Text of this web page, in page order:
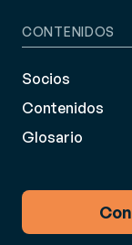
CONTENIDOS
Socios
Contenidos
Glosario